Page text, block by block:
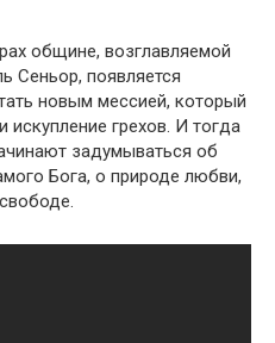
общине, возглавляемой
Сеньор, появляется
новым мессией, который
искупление грехов. И тогда
задумываться об
Бога, о природе любви,